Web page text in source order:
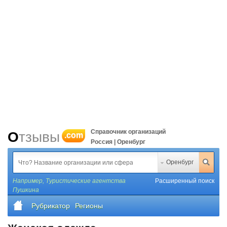
Отзывы .com
Справочник организаций
Россия | Оренбург
Оренбург
Например, Туристические агентства
Пушкина
Расширенный поиск
Рубрикатор Регионы